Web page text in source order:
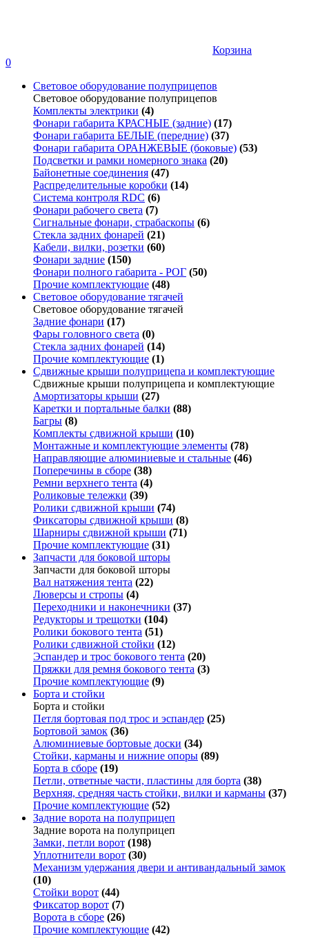
Корзина
0
Световое оборудование полуприцепов
Световое оборудование полуприцепов
Комплекты электрики (4)
Фонари габарита КРАСНЫЕ (задние) (17)
Фонари габарита БЕЛЫЕ (передние) (37)
Фонари габарита ОРАНЖЕВЫЕ (боковые) (53)
Подсветки и рамки номерного знака (20)
Байонетные соединения (47)
Распределительные коробки (14)
Система контроля RDC (6)
Фонари рабочего света (7)
Сигнальные фонари, страбаскопы (6)
Стекла задних фонарей (21)
Кабели, вилки, розетки (60)
Фонари задние (150)
Фонари полного габарита - РОГ (50)
Прочие комплектующие (48)
Световое оборудование тягачей
Световое оборудование тягачей
Задние фонари (17)
Фары головного света (0)
Стекла задних фонарей (14)
Прочие комплектующие (1)
Сдвижные крыши полуприцепа и комплектующие
Сдвижные крыши полуприцепа и комплектующие
Амортизаторы крыши (27)
Каретки и портальные балки (88)
Багры (8)
Комплекты сдвижной крыши (10)
Монтажные и комплектующие элементы (78)
Направляющие алюминиевые и стальные (46)
Поперечины в сборе (38)
Ремни верхнего тента (4)
Роликовые тележки (39)
Ролики сдвижной крыши (74)
Фиксаторы сдвижной крыши (8)
Шарниры сдвижной крыши (71)
Прочие комплектующие (31)
Запчасти для боковой шторы
Запчасти для боковой шторы
Вал натяжения тента (22)
Люверсы и стропы (4)
Переходники и наконечники (37)
Редукторы и трещотки (104)
Ролики бокового тента (51)
Ролики сдвижной стойки (12)
Эспандер и трос бокового тента (20)
Пряжки для ремня бокового тента (3)
Прочие комплектующие (9)
Борта и стойки
Борта и стойки
Петля бортовая под трос и эспандер (25)
Бортовой замок (36)
Алюминиевые бортовые доски (34)
Стойки, карманы и нижние опоры (89)
Борта в сборе (19)
Петли, ответные части, пластины для борта (38)
Верхняя, средняя часть стойки, вилки и карманы (37)
Прочие комплектующие (52)
Задние ворота на полуприцеп
Задние ворота на полуприцеп
Замки, петли ворот (198)
Уплотнители ворот (30)
Механизм удержания двери и антивандальный замок
(10)
Стойки ворот (44)
Фиксатор ворот (7)
Ворота в сборе (26)
Прочие комплектующие (42)